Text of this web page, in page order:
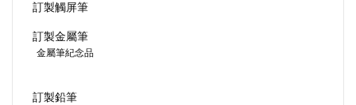
訂製觸屏筆
訂製金屬筆
金屬筆紀念品
訂製鉛筆